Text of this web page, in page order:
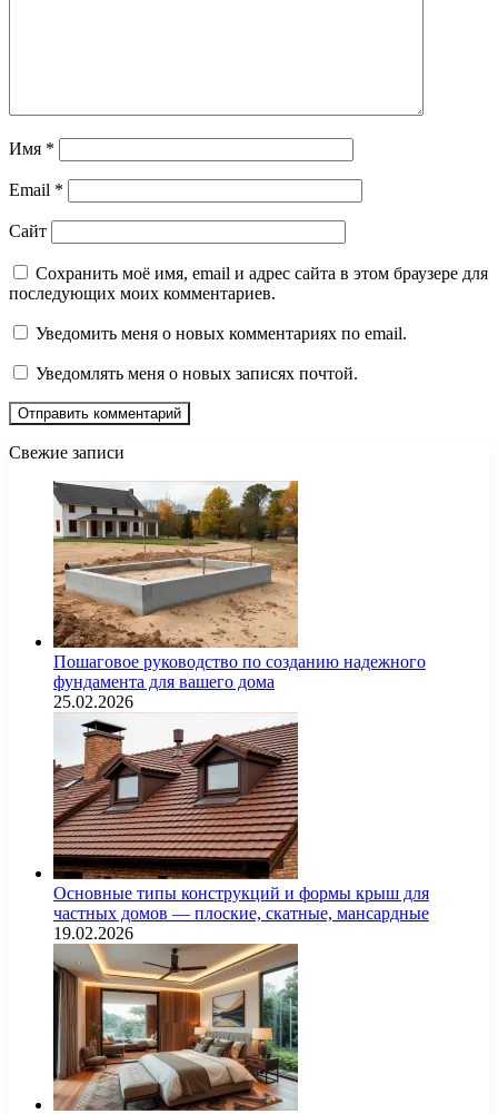
Имя *
Email *
Сайт
Сохранить моё имя, email и адрес сайта в этом браузере для
последующих моих комментариев.
Уведомить меня о новых комментариях по email.
Уведомлять меня о новых записях почтой.
Свежие записи
Пошаговое руководство по созданию надежного
фундамента для вашего дома
25.02.2026
Основные типы конструкций и формы крыш для
частных домов — плоские, скатные, мансардные
19.02.2026